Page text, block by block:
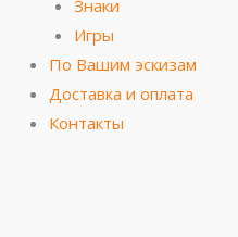
Знаки
Игры
По Вашим эскизам
Доставка и оплата
Контакты